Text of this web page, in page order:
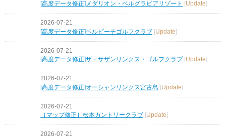
[高度データ修正]メダリオン・ベルグラビアリゾート
Update
2026-07-21
[高度データ修正]ベルビーチゴルフクラブ [Update]
2026-07-21
[高度データ修正]ザ・サザンリンクス・ゴルフクラブ
Update
2026-07-21
[高度データ修正]オーシャンリンクス宮古島 [Update]
2026-07-21
［マップ修正］松本カントリークラブ
Update
2026-07-21